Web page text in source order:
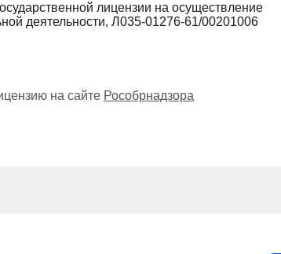
лицензии на осуществление
деятельности, Л035-01276-61/00201006
на сайте Рособрнадзора